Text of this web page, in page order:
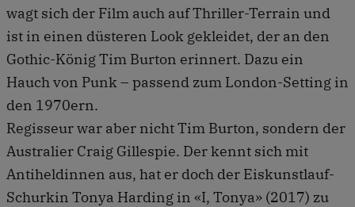
wagt sich der Film auch auf Thriller-Terrain und
ist in einen düsteren Look gekleidet, der an den
Gothic-König Tim Burton erinnert. Dazu ein
Hauch von Punk – passend zum London-Setting in
den 1970ern.
Regisseur war aber nicht Tim Burton, sondern der
Australier Craig Gillespie. Der kennt sich mit
Antiheldinnen aus, hat er doch der Eiskunstlauf-
Schurkin Tonya Harding in «I, Tonya» (2017) zu